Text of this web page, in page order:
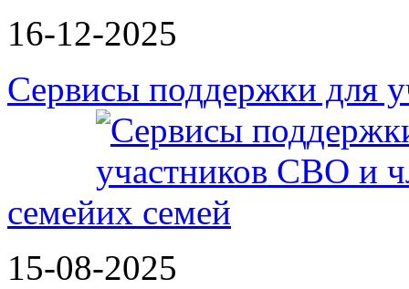
16-12-2025
Сервисы поддержки для
семей
15-08-2025